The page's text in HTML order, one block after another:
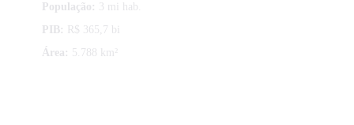
População:
3 mi hab.
PIB:
R$ 365,7 bi
Área: 5.788 km²